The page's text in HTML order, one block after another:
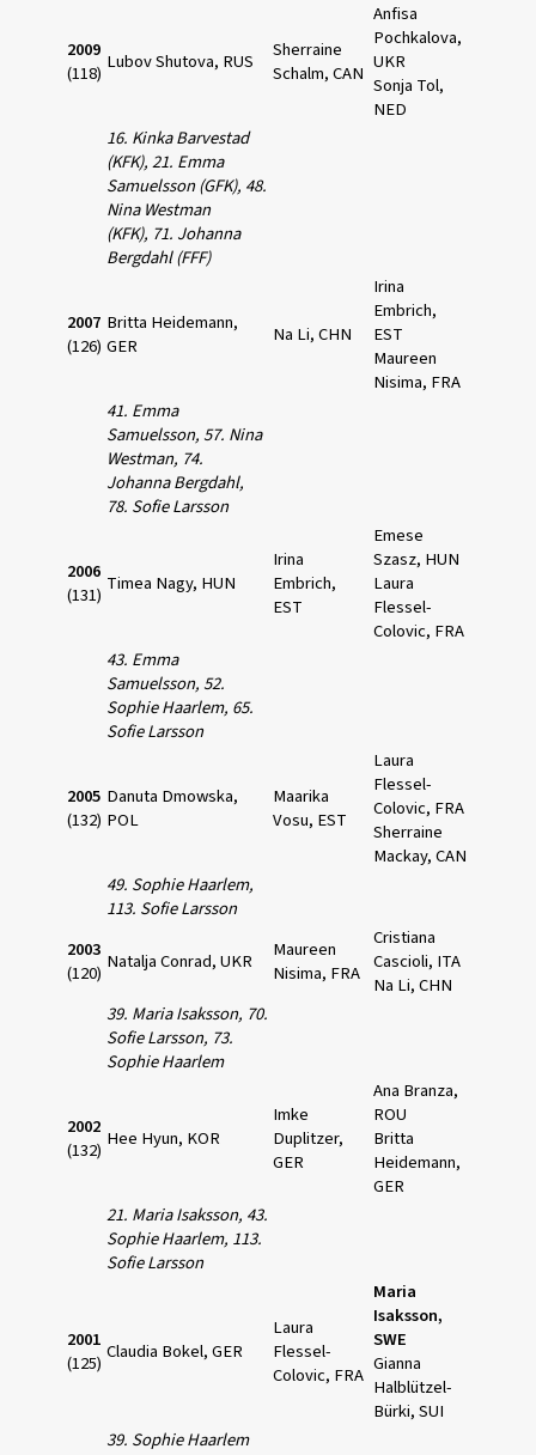
2009
(118) Lubov Shutova, RUS
Sherraine
Schalm, CAN
Anfisa
Pochkalova,
UKR
Sonja Tol,
NED
16. Kinka Barvestad
(KFK),21. Emma
Samuelsson (GFK), 48.
Nina Westman
(KFK), 71. Johanna
Bergdahl (FFF)
2007
(126)
Britta Heidemann,
GER
Na Li, CHN
Irina
Embrich,
EST
Maureen
Nisima, FRA
41. Emma
Samuelsson, 57. Nina
Westman, 74.
Johanna Bergdahl,
78. Sofie Larsson
2006
(131) Timea Nagy, HUN
Irina
Embrich,
EST
Emese
Szasz, HUN
Laura
Flessel-
Colovic, FRA
43. Emma
Samuelsson, 52.
Sophie Haarlem, 65.
Sofie Larsson
2005
(132)
Danuta Dmowska,
POL
Maarika
Vosu, EST
Laura
Flessel-
Colovic, FRA
Sherraine
Mackay, CAN
49. Sophie Haarlem,
113. Sofie Larsson
2003
(120) Natalja Conrad, UKR
Maureen
Nisima, FRA
Cristiana
Cascioli, ITA
Na Li, CHN
39. Maria Isaksson, 70.
Sofie Larsson, 73.
Sophie Haarlem
2002
(132) Hee Hyun, KOR
Imke
Duplitzer,
GER
Ana Branza,
ROU
Britta
Heidemann,
GER
21. Maria Isaksson, 43.
Sophie Haarlem, 113.
Sofie Larsson
2001
(125) Claudia Bokel, GER
Laura
Flessel-
Colovic, FRA
Maria
Isaksson,
SWE
Gianna
Halblützel-
Bürki, SUI
39. Sophie Haarlem